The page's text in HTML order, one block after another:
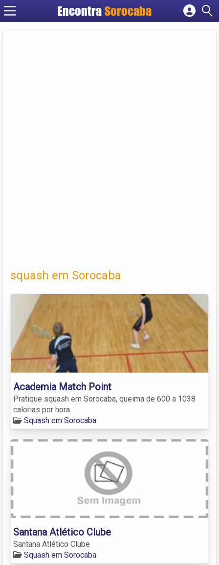
EncontraSorocaba
Cadastrar empresa
squash em Sorocaba
Academia Match Point
Pratique squash em Sorocaba, queima de 600 a 1038
calorias por hora.
Squash em Sorocaba
Santana Atlético Clube
Santana Atlético Clube
Squash em Sorocaba